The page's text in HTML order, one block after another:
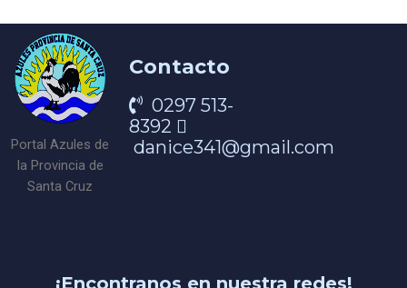
Portal Azules de
la Provincia de
Santa Cruz
Contacto
0297 513-
8392
danice341@gmail.com
¡Encontranos en nuestra redes!